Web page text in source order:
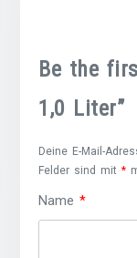
Be the
1,0 Liter”
Deine E-Mail-
Felder sind mit*
Name*